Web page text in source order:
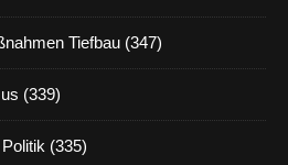
Tiefbau (347)
(339)
(335)